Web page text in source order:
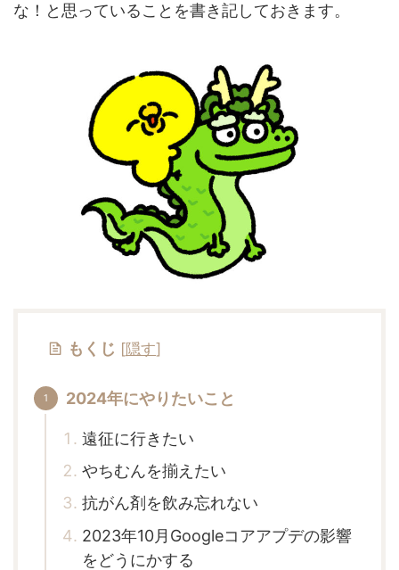
な！と思っていることを書き記しておきます。
もくじ [隠す]
2024年にやりたいこと
遠征に行きたい
やちむんを揃えたい
抗がん剤を飲み忘れない
2023年10月Googleコアアプデの影響
をどうにかする